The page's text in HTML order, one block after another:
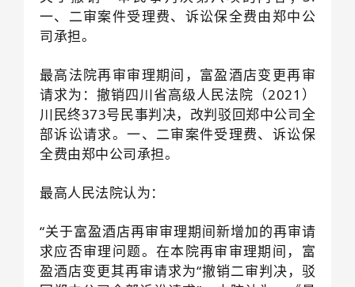
一、二审案件受理费、诉讼保全费由郑中公
司承担。
最高法院再审审理期间，富盈酒店变更再审
请求为：撤销四川省高级人民法院（2021）
川民终373号民事判决，改判驳回郑中公司全
部诉讼请求。一、二审案件受理费、诉讼保
全费由郑中公司承担。
最高人民法院认为：
“关于富盈酒店再审审理期间新增加的再审请
求应否审理问题。在本院再审审理期间，富
盈酒店变更其再审请求为“撤销二审判决，驳